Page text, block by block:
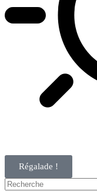
Régalade !